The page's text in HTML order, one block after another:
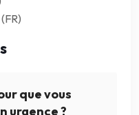
(FR)
que vous
urgence ?